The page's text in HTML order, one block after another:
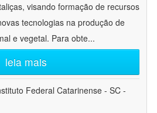
visando formação de recursos
tecnologias na produção de
e vegetal. Para obte...
leia mais
Federal Catarinense - SC -